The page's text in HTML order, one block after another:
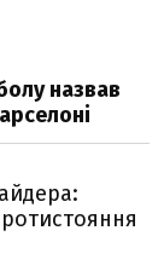
назвав